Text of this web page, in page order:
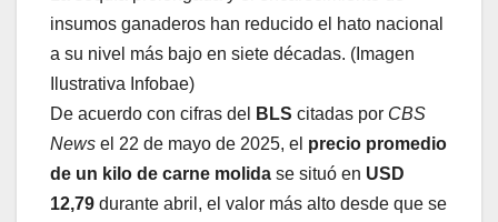
insumos ganaderos han reducido el hato nacional
a su nivel más bajo en siete décadas. (Imagen
Ilustrativa Infobae)
De acuerdo con cifras del
BLS citadas por CBS
News el 22 de mayo de 2025, el precio promedio
de un kilo de carne molida se situó en USD
12,79 durante abril, el valor más alto desde que se